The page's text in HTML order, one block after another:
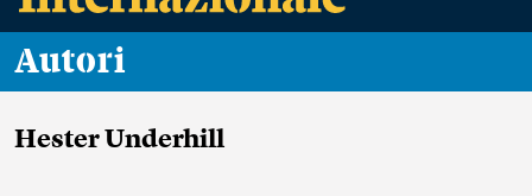
Autori
Hester Underhill